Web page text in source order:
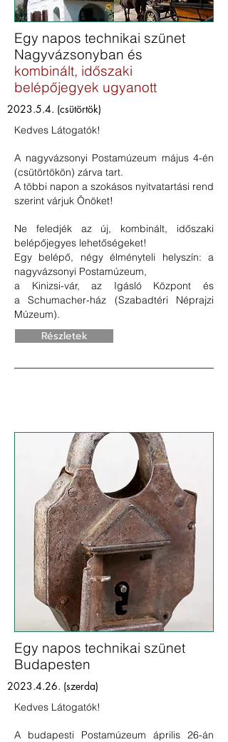
Egy napos technikai szünet
Nagyvázsonyban és
kombinált, időszaki
belépőjegyek ugyanott
2023.5.4. (csütörtök)
Kedves Látogatók!
A nagyvázsonyi Postamúzeum május 4-én
(csütörtökön) zárva tart.
A többi napon a szokásos nyitvatartási rend
szerint várjuk Önöket!
Ne feledjék az új, kombinált, időszaki
belépőjegyes lehetőségeket!
Egy belépő, négy élményteli helyszín: a
nagyvázsonyi Postamúzeum,
a Kinizsi-vár, az Igásló Központ és
a Schumacher-ház (Szabadtéri Néprajzi
Múzeum).
Részletek
Egy napos technikai szünet
Budapesten
2023.4.26. (szerda)
Kedves Látogatók!
A budapesti Postamúzeum április 26-án